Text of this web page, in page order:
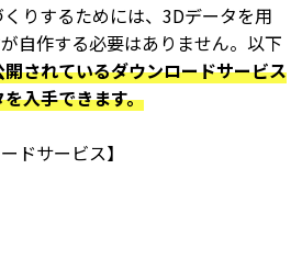
りするためには、3Dデータを用
自作する必要はありません。以下
されているダウンロードサービス
入手できます。
ドサービス】